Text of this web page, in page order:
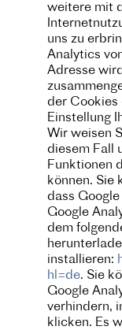
weitere mit
uns zu
Analytics
Adresse
der Cookies
Einstellung
Wir weisen
diesem Fall
Funktionen
können. Sie
dass
Google
dem
installieren:
hl=de. Sie
Google
verhindern,
klicken. Es